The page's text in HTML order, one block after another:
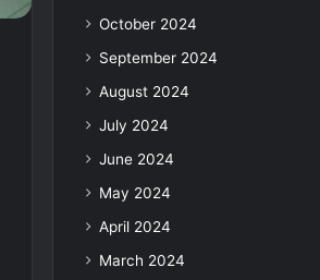
October 2024
September 2024
August 2024
July 2024
June 2024
May 2024
April 2024
March 2024